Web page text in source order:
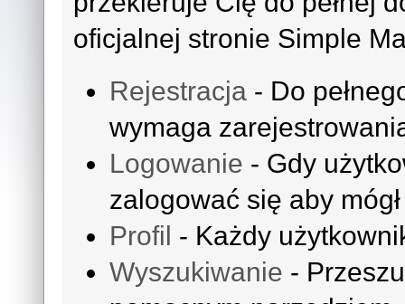
oficjalnej stronie Simple
Rejestracja - Do
wymaga
Logowanie - Gdy
zalogować się aby
Profil - Każdy
Wyszukiwanie -